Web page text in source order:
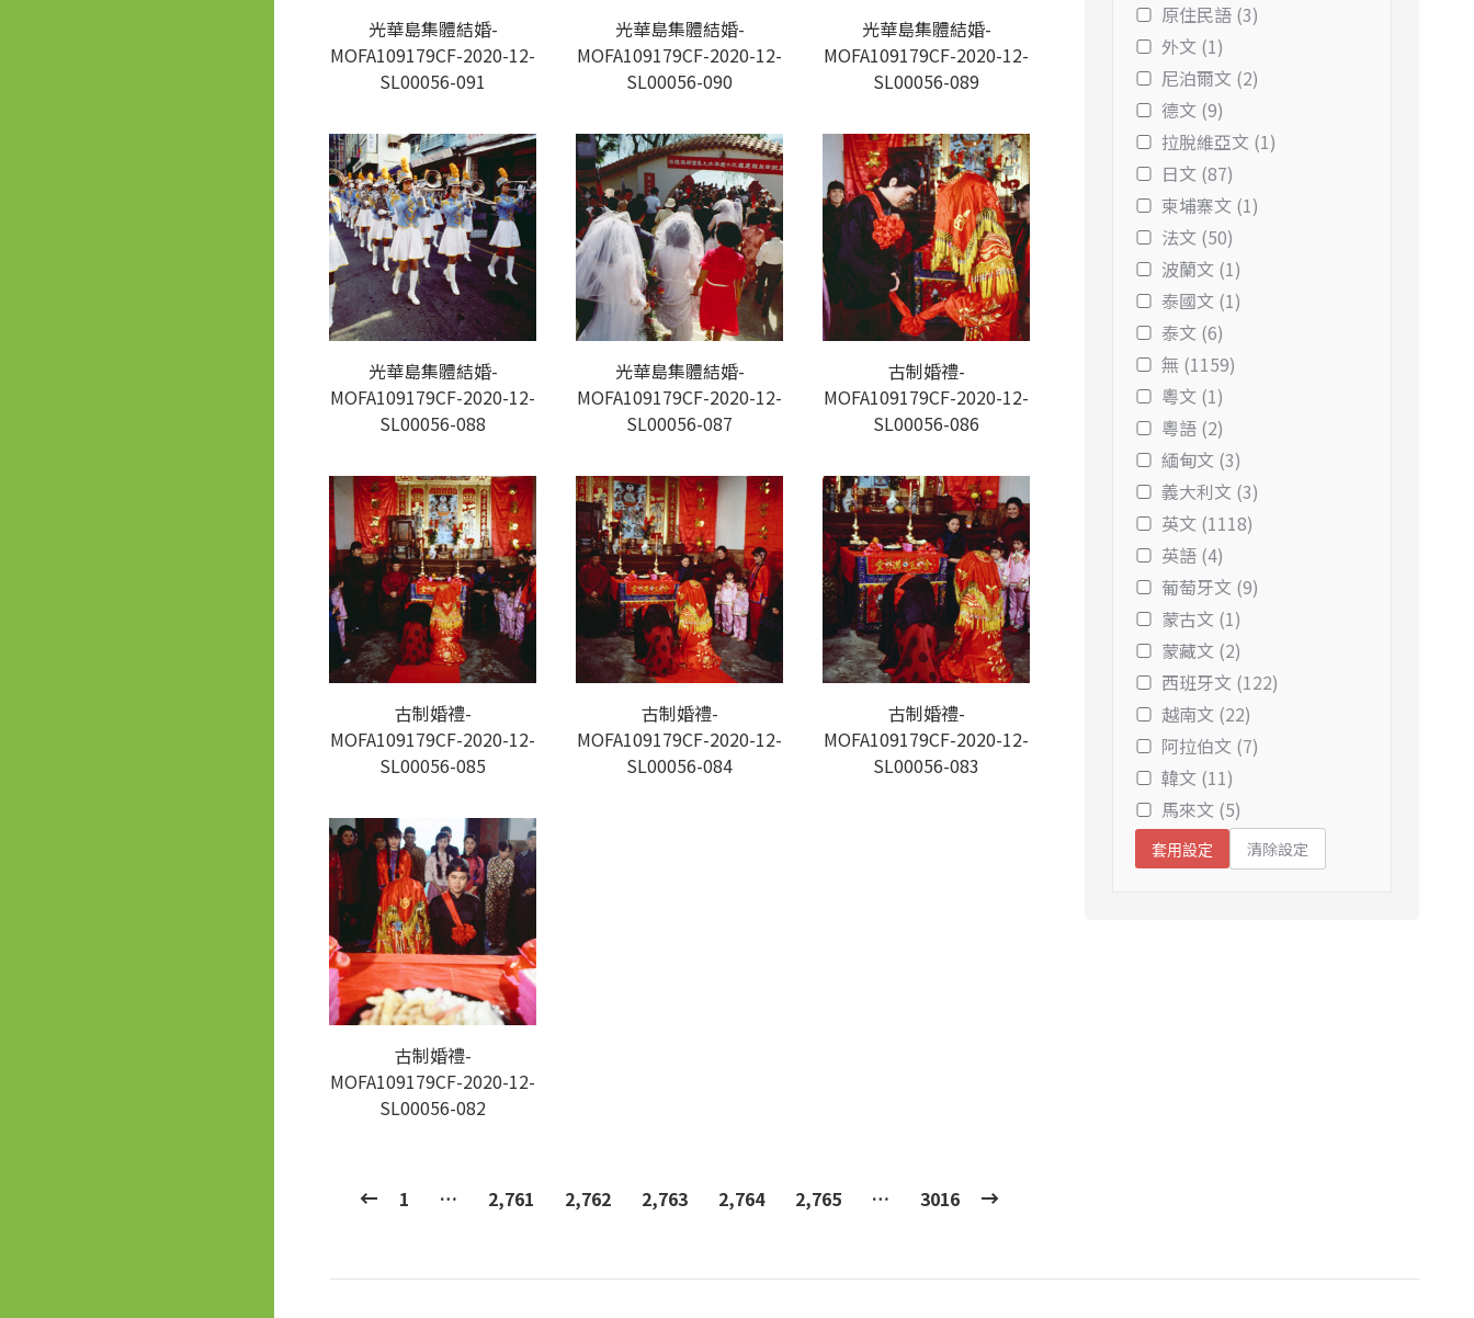
光華島集體結婚-
MOFA109179CF-2020-12-
SL00056-091
光華島集體結婚-
MOFA109179CF-2020-12-
SL00056-090
光華島集體結婚-
MOFA109179CF-2020-12-
SL00056-089
光華島集體結婚-
MOFA109179CF-2020-12-
SL00056-088
光華島集體結婚-
MOFA109179CF-2020-12-
SL00056-087
古制婚禮-
MOFA109179CF-2020-12-
SL00056-086
古制婚禮-
MOFA109179CF-2020-12-
SL00056-085
古制婚禮-
MOFA109179CF-2020-12-
SL00056-084
古制婚禮-
MOFA109179CF-2020-12-
SL00056-083
古制婚禮-
MOFA109179CF-2020-12-
SL00056-082
1 … 2,761 2,762 2,763 2,764 2,765 … 3016
原住民語 (3)
外文 (1)
尼泊爾文 (2)
德文 (9)
拉脫維亞文 (1)
日文 (87)
柬埔寨文 (1)
法文 (50)
波蘭文 (1)
泰國文 (1)
泰文 (6)
無 (1159)
粵文 (1)
粵語 (2)
緬甸文 (3)
義大利文 (3)
英文 (1118)
英語 (4)
葡萄牙文 (9)
蒙古文 (1)
蒙藏文 (2)
西班牙文 (122)
越南文 (22)
阿拉伯文 (7)
韓文 (11)
馬來文 (5)
套用設定 清除設定